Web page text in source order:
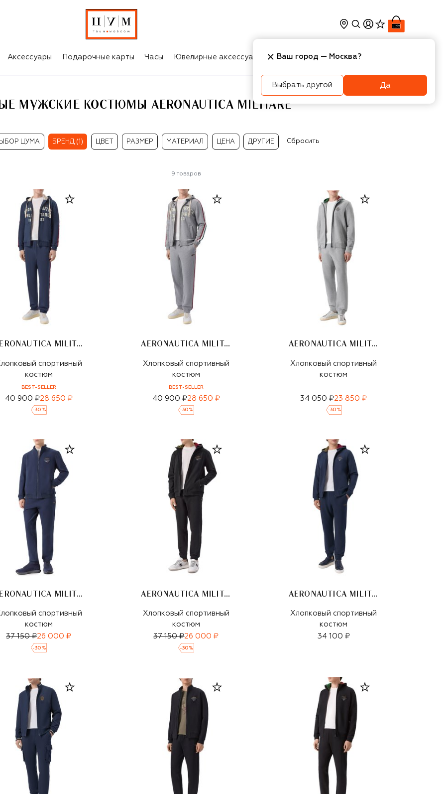
СПОРТИВНЫЕ МУЖСКИЕ КОСТЮМЫ AERONAUTICA MILITARE
Аксессуары Подарочные карты Часы Ювелирные аксессуары Косметика Интерьер
МУЖСКИЕ КОСТЮМЫ AERONAUTICA MILITARE
ЦУМА БРЕНД (1) ЦВЕТ РАЗМЕР МАТЕРИАЛ ЦЕНА ДРУГИЕ Сбросить
9 товаров
AERONAUTICA MILITARE
спортивный
костюм
BEST-SELLER
40 900 ₽28 650 ₽
-30 %
AERONAUTICA MILITARE
Хлопковый спортивный
костюм
BEST-SELLER
40 900 ₽28 650 ₽
-30 %
AERONAUTICA MILITARE
Хлопковый спортивный
костюм
34 050 ₽23 850 ₽
-30 %
AERONAUTICA MILITARE
спортивный
костюм
37 150 ₽26 000 ₽
-30 %
AERONAUTICA MILITARE
Хлопковый спортивный
костюм
37 150 ₽26 000 ₽
-30 %
AERONAUTICA MILITARE
Хлопковый спортивный
костюм
34 100 ₽
Ваш город — Москва?
Выбрать другой Да